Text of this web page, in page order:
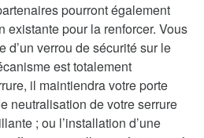
pourront également
existante pour la renforcer. Vous
d’un verrou de sécurité sur le
est totalement
il maintiendra votre porte
neutralisation de votre serrure
; ou l’installation d’une